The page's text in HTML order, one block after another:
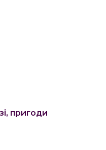
пригоди